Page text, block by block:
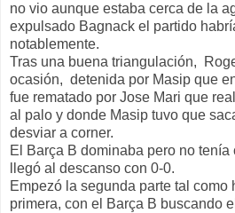
no vio aunque estaba cerca de la
expulsado Bagnack el partido
notablemente.
Tras una buena triangulación,
ocasión, detenida por Masip que
fue rematado por Jose Mari que
al palo y donde Masip tuvo que
desviar a corner.
El Barça B dominaba pero no
llegó al descanso con 0-0.
Empezó la segunda parte tal como
primera, con el Barça B buscando